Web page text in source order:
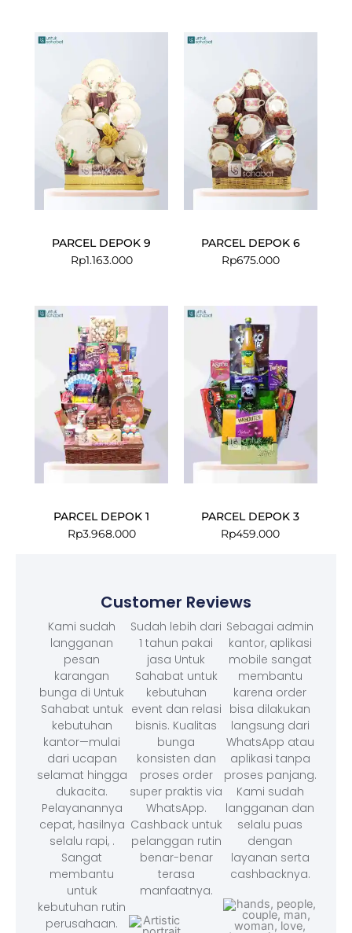
PARCEL DEPOK 9
Rp1.163.000
PARCEL DEPOK 6
Rp675.000
PARCEL DEPOK 1
Rp3.968.000
PARCEL DEPOK 3
Rp459.000
Customer Reviews
Kami sudah
langganan
pesan
karangan
bunga di Untuk
Sahabat untuk
kebutuhan
kantor—mulai
dari ucapan
selamat hingga
dukacita.
Pelayanannya
cepat, hasilnya
selalu rapi, .
Sangat
membantu
untuk
kebutuhan rutin
perusahaan.
Sudah lebih dari
1 tahun pakai
jasa Untuk
Sahabat untuk
kebutuhan
event dan relasi
bisnis. Kualitas
bunga
konsisten dan
proses order
super praktis via
WhatsApp.
Cashback untuk
pelanggan rutin
benar-benar
terasa
manfaatnya.
Sebagai admin
kantor, aplikasi
mobile sangat
membantu
karena order
bisa dilakukan
langsung dari
WhatsApp atau
aplikasi tanpa
proses panjang.
Kami sudah
langganan dan
selalu puas
dengan
layanan serta
cashbacknya.